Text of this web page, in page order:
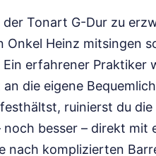
Tonart G-Dur zu
Heinz mitsingen
erfahrener Praktiker
die eigene
ruinierst du die
besser – direkt mit
nach komplizierten